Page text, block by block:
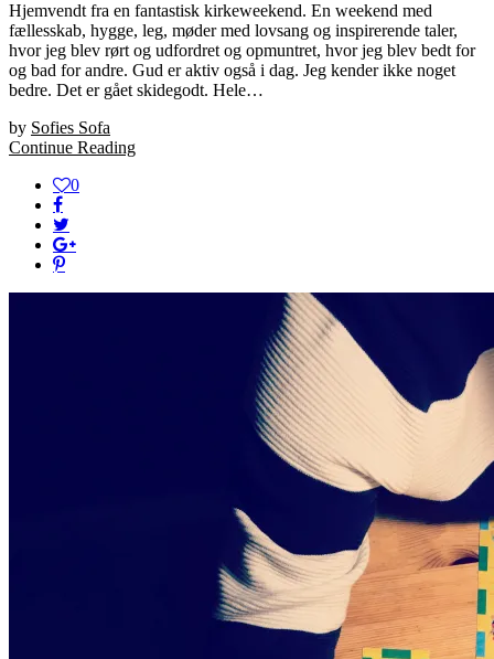
Hjemvendt fra en fantastisk kirkeweekend. En weekend med
fællesskab, hygge, leg, møder med lovsang og inspirerende taler,
hvor jeg blev rørt og udfordret og opmuntret, hvor jeg blev bedt for
og bad for andre. Gud er aktiv også i dag. Jeg kender ikke noget
bedre. Det er gået skidegodt. Hele…
by Sofies Sofa
Continue Reading
0